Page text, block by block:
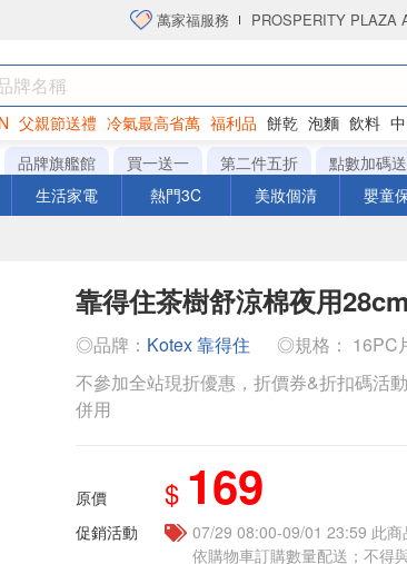
萬家福服務 PROSPERITY PLAZA
父親節送禮 冷氣最高省萬 福利品 餅乾 泡麵 飲料
芋片
品牌旗艦館 買一送一 第二件五折 點數加碼送
生活家電 熱門3C 美妝個清 嬰童
靠得住茶樹舒涼棉夜用
◎品牌： Kotex 靠得住
◎規格： 16PC
不參加全站現折優惠，折價券&折扣碼活
併用
原價 $ 169
促銷活動
07/29 08:00-09/01 23:59 此商
依購物車訂購數量配送；不得